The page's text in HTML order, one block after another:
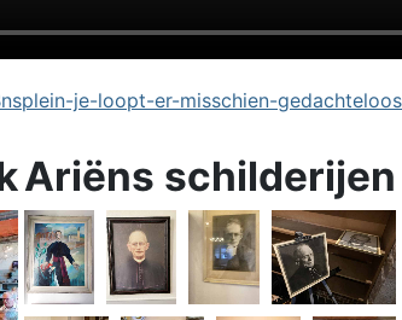
je-loopt-er-misschien-
Ariëns schilderijen